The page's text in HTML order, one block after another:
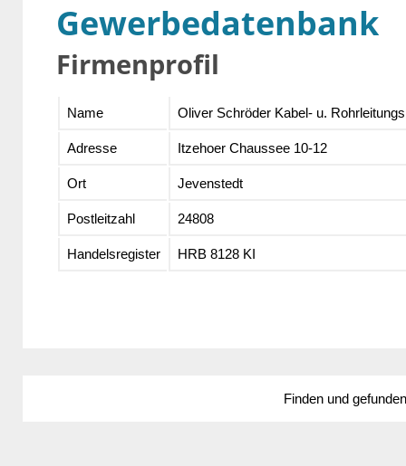
Gewerbedatenbank
Firmenprofil
Name Oliver Schröder Kabel- u.
Adresse Itzehoer Chaussee 10-12
Ort Jevenstedt
Postleitzahl 24808
Handelsregister HRB 8128 KI
Finden und